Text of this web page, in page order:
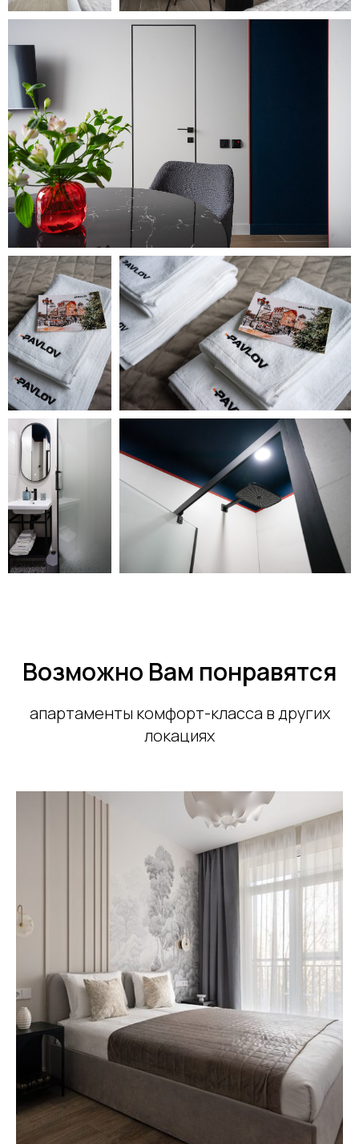
Возможно Вам понравятся
апартаменты комфорт-класса в других
локациях